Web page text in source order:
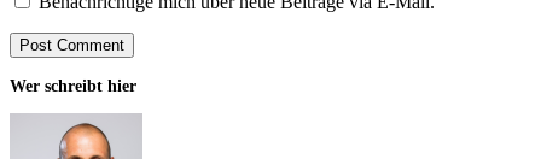
Wer schreibt hier